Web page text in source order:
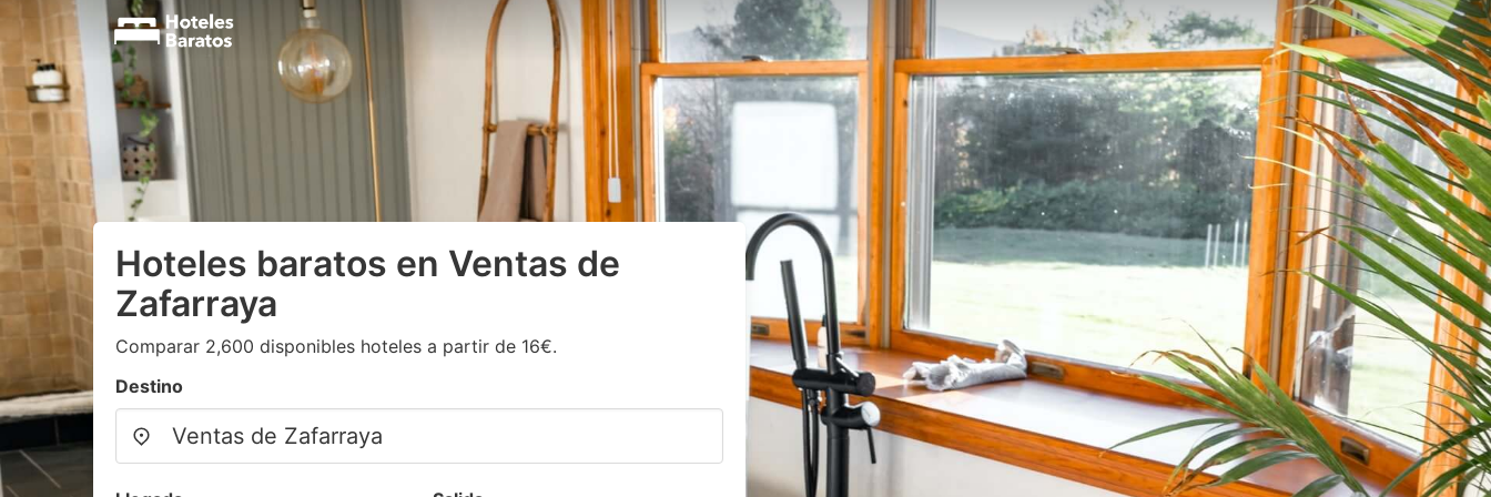
Hoteles baratos en Ventas de
Zafarraya
Comparar 2,600 disponibles hoteles a partir de 16€.
Destino